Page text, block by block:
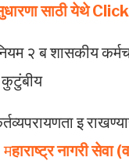
साठी येथे
२ ब शासकीय
कुटुंबीय
इ
महाराष्ट्र नागरी सेवा